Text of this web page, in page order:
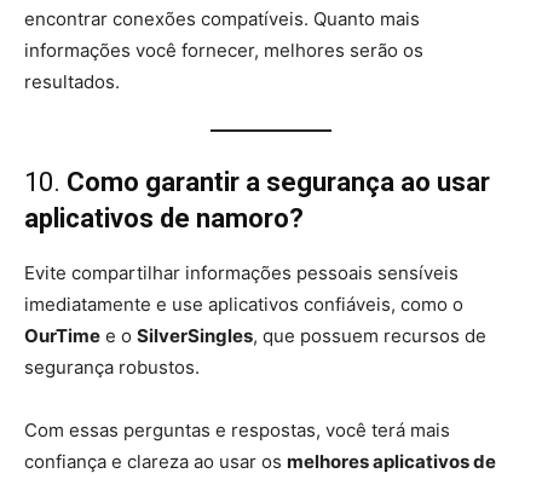
encontrar conexões compatíveis. Quanto mais
informações você fornecer, melhores serão os
resultados.
10. Como garantir a segurança ao usar
aplicativos de namoro?
Evite compartilhar informações pessoais sensíveis
imediatamente e use aplicativos confiáveis, como o
OurTime e o SilverSingles, que possuem recursos de
segurança robustos.
Com essas perguntas e respostas, você terá mais
confiança e clareza ao usar os melhores aplicativos de